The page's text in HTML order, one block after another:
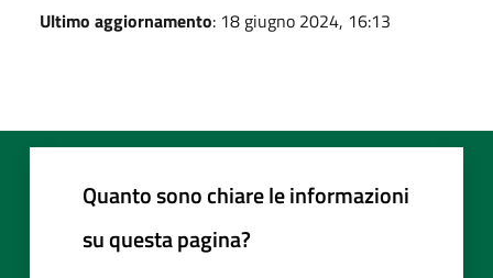
Ultimo aggiornamento: 18 giugno 2024, 16:13
Quanto sono chiare le informazioni
su questa pagina?